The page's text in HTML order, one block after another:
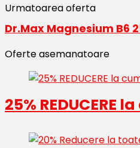
Urmatoarea oferta
Dr.Max Magnesium
Oferte asemanatoare
25%